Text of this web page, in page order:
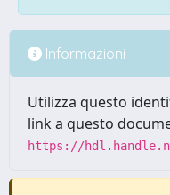
Informazioni
Utilizza questo
link a questo
https://